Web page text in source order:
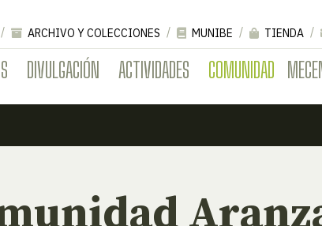
DIVULGACIÓN ACTIVIDADES COMUNIDAD
ARCHIVO Y COLECCIONES MUNIBE TIENDA